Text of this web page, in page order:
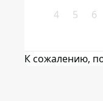
4 5 6
К сожалению,